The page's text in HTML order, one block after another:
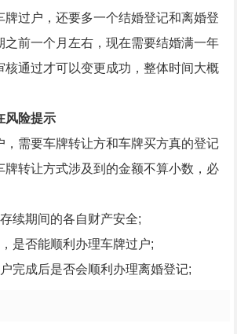
牌过户，还要多一个结婚登记和离婚登
之前一个月左右，现在需要结婚满一年
核通过才可以变更成功，整体时间大概
风险提示
需要车牌转让方和车牌买方真的登记
牌转让方式涉及到的金额不算小数，必
期间的各自财产安全;
否能顺利办理车牌过户;
成后是否会顺利办理离婚登记;